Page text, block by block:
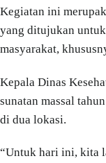
Kegiatan ini
yang ditujukan
masyarakat,
Kepala Dinas
sunatan massal
di dua lokasi.
“Untuk hari ini, kita